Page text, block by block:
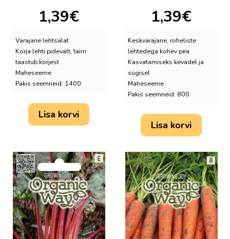
1,39€
Varajane lehtsalat
Korja lehti pidevalt, taim
taastub korjest
Maheseeme
Pakis seemneid: 1400
Lisa korvi
1,39€
Keskvarajane, roheliste
lehtedega kohev pea
Kasvatamiseks kevadel ja
sügisel
Maheseeme
Pakis seemneid: 800
Lisa korvi